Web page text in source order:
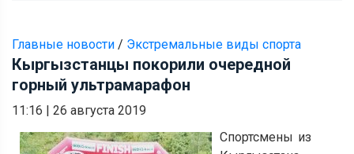
Главные новости / Экстремальные виды спорта
Кыргызстанцы покорили очередной
горный ультрамарафон
11:16 | 26 августа 2019
Спортсмены из